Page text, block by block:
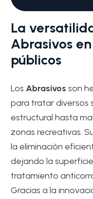
La
Abrasivos
públicos
Los Abrasivos son
para tratar diversos
estructural hasta
zonas recreativas.
la eliminación
dejando la
tratamiento
Gracias a la